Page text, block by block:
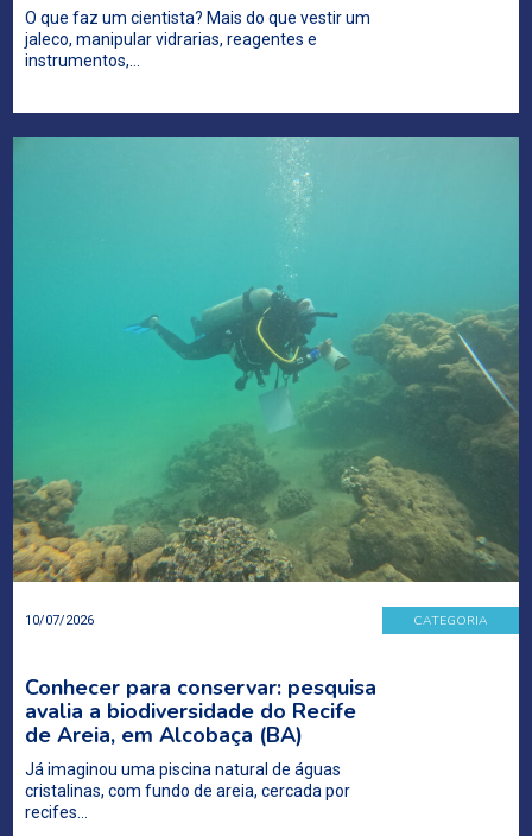
O que faz um cientista? Mais do que vestir um
jaleco, manipular vidrarias, reagentes e
instrumentos,…
10/07/2026 CATEGORIA
Conhecer para conservar: pesquisa
avalia a biodiversidade do Recife
de Areia, em Alcobaça (BA)
Já imaginou uma piscina natural de águas
cristalinas, com fundo de areia, cercada por
recifes…